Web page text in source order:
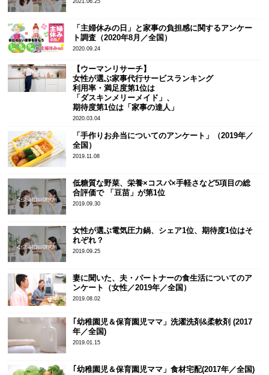
2021.06.25
「主婦休みの日」と家事の負担感に関するアンケー
ト調査（2020年8月／全国）
2020.09.24
【ウーマンリサーチ】
女性が選ぶ家事代行サービスランキング
利用率・満足度第1位は
「ダスキンメリーメイド」、
期待度第1位は「家事の達人」
2020.03.04
「手作りお弁当についてのアンケート」（2019年／
全国）
2019.11.08
低糖質な野菜、栄養×コスパ×手軽さなど5項目の総
合評価で 「豆苗」が第1位
2019.09.30
女性が選ぶ電気圧力鍋、シェア1位、期待度1位はそ
れぞれ？
2019.09.25
妻に聞いた、夫・パートナーの食生活についてのア
ンケート（女性／2019年／全国）
2019.08.02
｢幼稚園児＆保育園児ママ」洗濯洗剤&柔軟剤 (2017
年／全国)
2019.01.15
｢幼稚園児＆保育園児ママ」食材宅配(2017年／全国)